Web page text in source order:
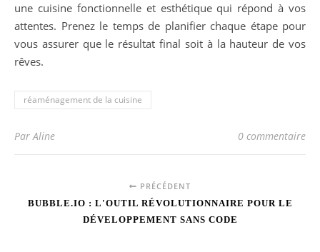
une cuisine fonctionnelle et esthétique qui répond à vos
attentes. Prenez le temps de planifier chaque étape pour
vous assurer que le résultat final soit à la hauteur de vos
rêves.
réaménagement de la cuisine
Par Aline 0 commentaire
PRÉCÉDENT
BUBBLE.IO : L'OUTIL RÉVOLUTIONNAIRE POUR LE
DÉVELOPPEMENT SANS CODE